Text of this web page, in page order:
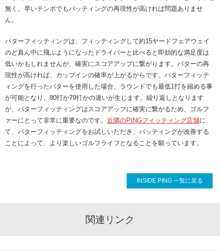
無く、早いテンポでもパッティングの再現性が高ければ問題ありませ
ん。
パターフィッティングは、フィッティングして約15ヤードフェアウェイ
のど真ん中に飛ぶようになったドライバーと比べると即効的な満足度は
低いかもしれませんが、確実にスコアアップに繋がります。パターの再
現性が高ければ、カップインの確率が上がるからです。パターフィッテ
ィングを行ったパターを使用した場合、ラウンドでも最低1打を縮める事
が可能となり、80打か79打かの違いが生じます。繰り返しとなります
が、パターフィッティングはスコアアップに確実に繋がるため、ゴルフ
ァーにとって非常に重要なのです。 近隣のPINGフィッティング店舗に
て、パターフィッティングをお試しいただき、パッティングが改善する
ことによって、より楽しいゴルフライフとなることを願っています。
INSIDE PING 一覧に戻る
関連リンク
Page Top
©2026 PING. All Rights Reserved.